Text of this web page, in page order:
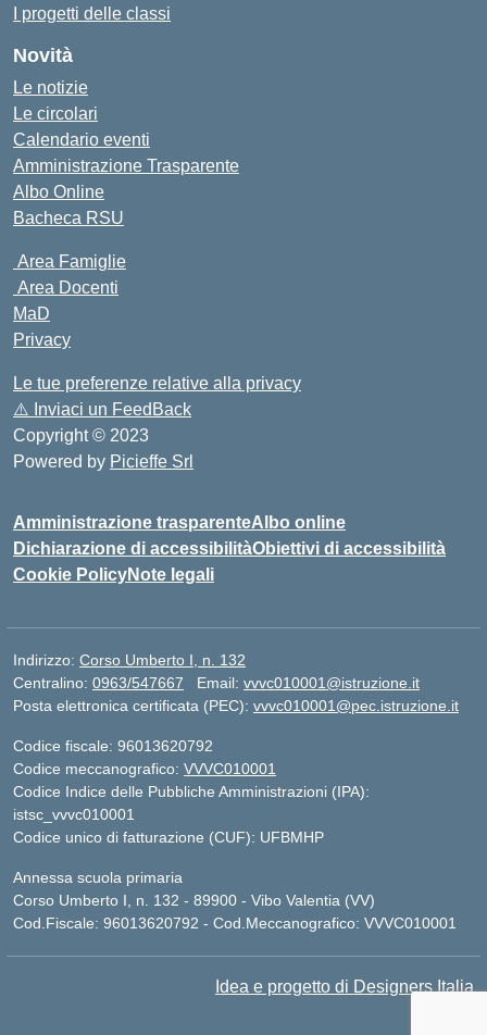
I progetti delle classi
Novità
Le notizie
Le circolari
Calendario eventi
Amministrazione Trasparente
Albo Online
Bacheca RSU
Area Famiglie
Area Docenti
MaD
Privacy
Le tue preferenze relative alla privacy
⚠️ Inviaci un FeedBack
Copyright © 2023
Powered by Picieffe Srl
Amministrazione trasparenteAlbo online
Dichiarazione di accessibilitàObiettivi di accessibilità
Cookie PolicyNote legali
Indirizzo: Corso Umberto I, n. 132
Centralino: 0963/547667 Email: vvvc010001@istruzione.it
Posta elettronica certificata (PEC): vvvc010001@pec.istruzione.it
Codice fiscale: 96013620792
Codice meccanografico: VVVC010001
Codice Indice delle Pubbliche Amministrazioni (IPA):
istsc_vvvc010001
Codice unico di fatturazione (CUF): UFBMHP
Annessa scuola primaria
Corso Umberto I, n. 132 - 89900 - Vibo Valentia (VV)
Cod.Fiscale: 96013620792 - Cod.Meccanografico: VVVC010001
Idea e progetto di Designers Italia